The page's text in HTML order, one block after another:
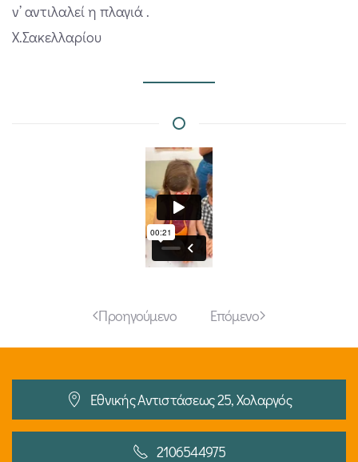
ν’ αντιλαλεί η πλαγιά .
Χ.Σακελλαρίου
Προηγούμενο Επόμενο
Εθνικής Αντιστάσεως 25, Χολαργός
2106544975